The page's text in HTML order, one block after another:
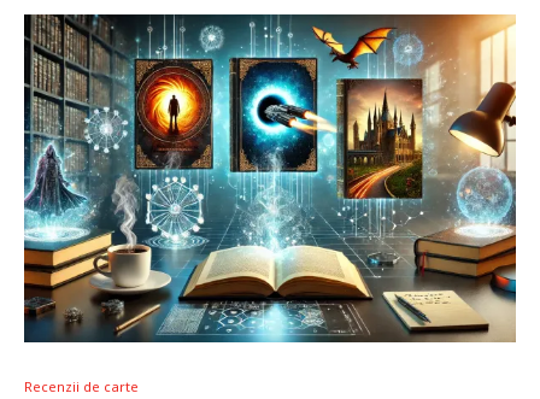
Recenzii de carte